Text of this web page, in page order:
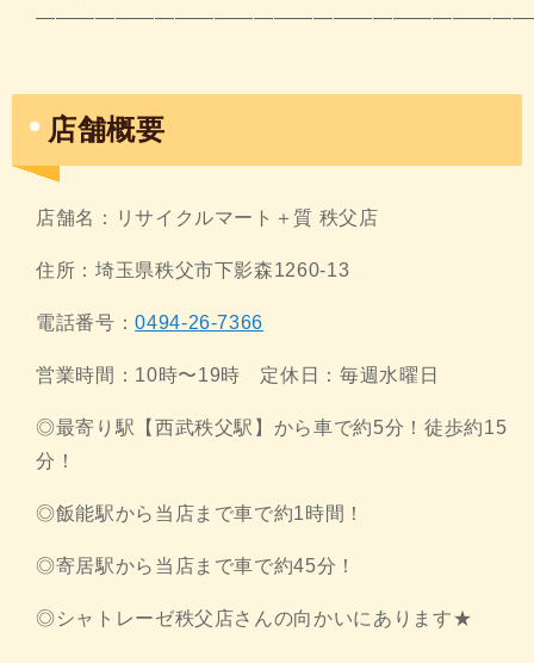
店舗概要
店舗名：リサイクルマート＋質 秩父店
住所：埼玉県秩父市下影森1260-13
電話番号：0494-26-7366
営業時間：10時〜19時 定休日：毎週水曜日
◎最寄り駅【西武秩父駅】から車で約5分！徒歩約15
分！
◎飯能駅から当店まで車で約1時間！
◎寄居駅から当店まで車で約45分！
◎シャトレーゼ秩父店さんの向かいにあります★